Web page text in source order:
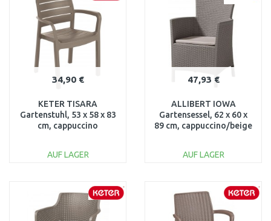
Vergleichen Vergleichen
34,90 €
KETER TISARA
Gartenstuhl, 53 x 58 x 83
cm, cappuccino
AUF LAGER
WARENKORB
Vergleichen
47,93 €
ALLIBERT IOWA
Gartensessel, 62 x 60 x
89 cm, cappuccino/beige
AUF LAGER
WARENKORB
Vergleichen